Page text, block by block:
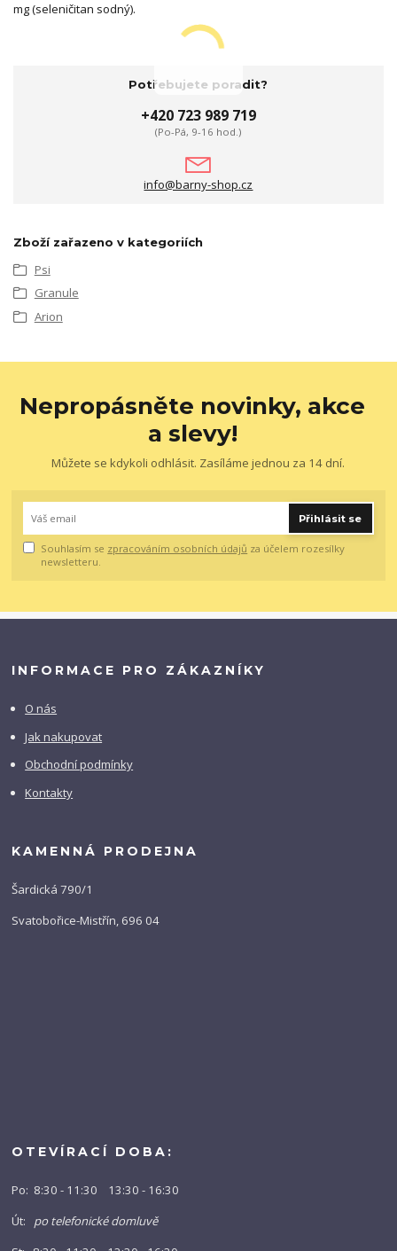
mg (seleničitan sodný).
Potřebujete poradit?
+420 723 989 719
(Po-Pá, 9-16 hod.)
info@barny-shop.cz
Zboží zařazeno v kategoriích
Psi
Granule
Arion
Nepropásněte novinky, akce
a slevy!
Můžete se kdykoli odhlásit. Zasíláme jednou za 14 dní.
Přihlásit se
Souhlasím se zpracováním osobních údajů za účelem rozesílky
newsletteru.
INFORMACE PRO ZÁKAZNÍKY
O nás
Jak nakupovat
Obchodní podmínky
Kontakty
KAMENNÁ PRODEJNA
Šardická 790/1
Svatobořice-Mistřín, 696 04
OTEVÍRACÍ DOBA:
Po: 8:30 - 11:30 13:30 - 16:30
Út: po telefonické domluvě